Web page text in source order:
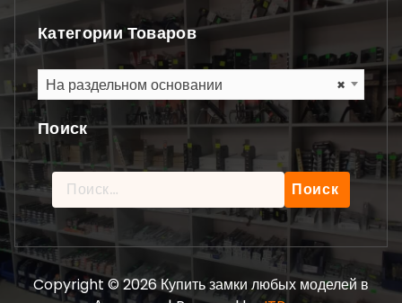
Категории Товаров
×
На раздельном основании
Поиск
Найти:
Copyright © 2026 Купить замки любых моделей в